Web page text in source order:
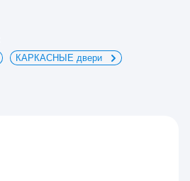
КАРКАСНЫЕ двери